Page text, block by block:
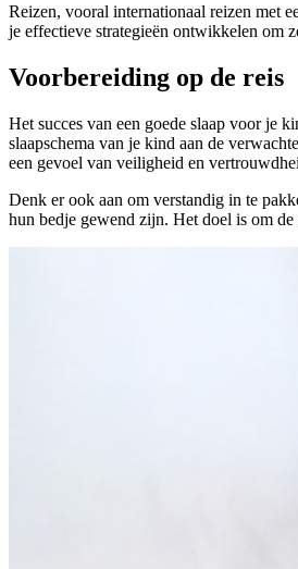
Reizen, vooral internationaal reizen met
je effectieve strategieën ontwikkelen om
Voorbereiding op de reis
Het succes van een goede slaap voor je
slaapschema van je kind aan de
een gevoel van veiligheid en
Denk er ook aan om verstandig in te
hun bedje gewend zijn. Het doel is om